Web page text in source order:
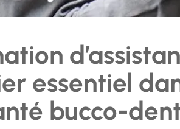
essentiel
bucco-